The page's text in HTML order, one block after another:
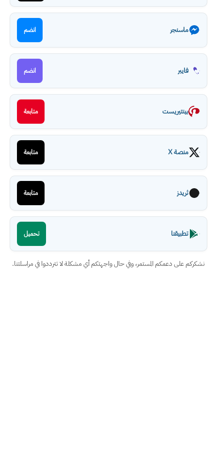
ماسنجر انضم
فايبر انضم
بينتيريست متابعة
منصة X متابعة
ثريدز متابعة
تطبيقنا تحميل
نشكركم على دعمكم المستمر، وفي حال واجهتكم أي مشكلة لا تترددوا في مراسلتنا.